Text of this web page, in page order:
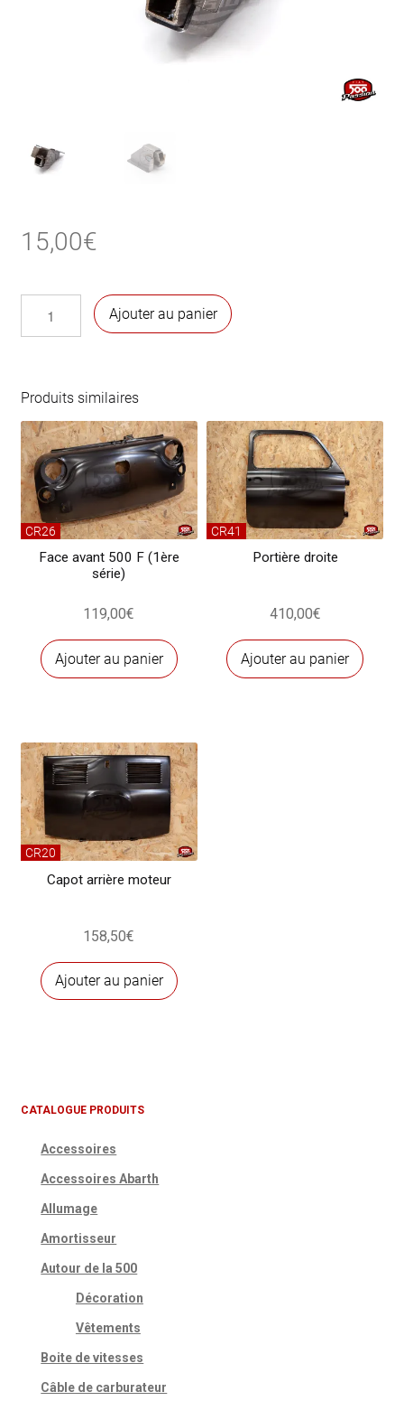
15,00€
cric
gauche
Ajouter au panier
Produits similaires
CR26
Face avant 500 F (1ère
série)
119,00€
Ajouter au panier
CR41
Portière droite
410,00€
Ajouter au panier
CR20
Capot arrière moteur
158,50€
Ajouter au panier
CATALOGUE PRODUITS
Accessoires
Accessoires Abarth
Allumage
Amortisseur
Autour de la 500
Décoration
Vêtements
Boite de vitesses
Câble de carburateur